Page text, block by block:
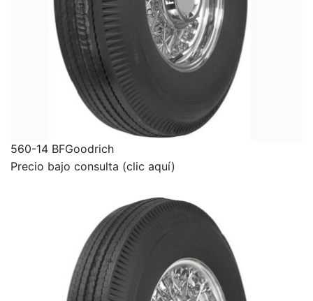
560-14 BFGoodrich
Precio bajo consulta (clic aquí)